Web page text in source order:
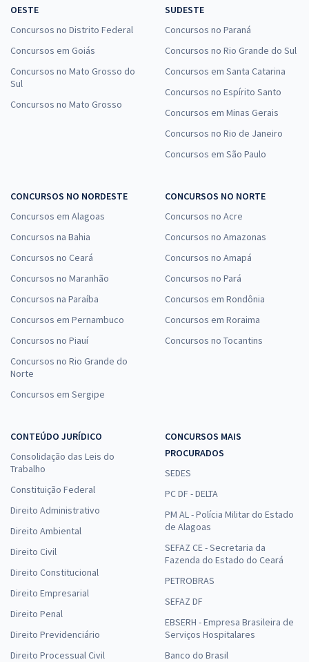
OESTE
Concursos no Distrito Federal
Concursos em Goiás
Concursos no Mato Grosso do
Sul
Concursos no Mato Grosso
SUDESTE
Concursos no Paraná
Concursos no Rio Grande do Sul
Concursos em Santa Catarina
Concursos no Espírito Santo
Concursos em Minas Gerais
Concursos no Rio de Janeiro
Concursos em São Paulo
CONCURSOS NO NORDESTE
Concursos em Alagoas
Concursos na Bahia
Concursos no Ceará
Concursos no Maranhão
Concursos na Paraíba
Concursos em Pernambuco
Concursos no Piauí
Concursos no Rio Grande do
Norte
Concursos em Sergipe
CONCURSOS NO NORTE
Concursos no Acre
Concursos no Amazonas
Concursos no Amapá
Concursos no Pará
Concursos em Rondônia
Concursos em Roraima
Concursos no Tocantins
CONTEÚDO JURÍDICO
Consolidação das Leis do
Trabalho
Constituição Federal
Direito Administrativo
Direito Ambiental
Direito Civil
Direito Constitucional
Direito Empresarial
Direito Penal
Direito Previdenciário
Direito Processual Civil
CONCURSOS MAIS
PROCURADOS
SEDES
PC DF - DELTA
PM AL - Polícia Militar do Estado
de Alagoas
SEFAZ CE - Secretaria da
Fazenda do Estado do Ceará
PETROBRAS
SEFAZ DF
EBSERH - Empresa Brasileira de
Serviços Hospitalares
Banco do Brasil